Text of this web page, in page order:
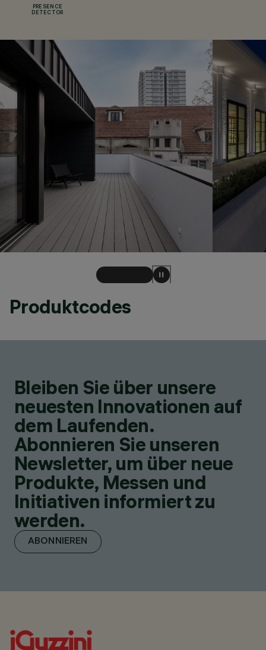
PRESENCE
DETECTOR
Produktcodes
Bleiben Sie über unsere
neuesten Innovationen auf
dem Laufenden.
Abonnieren Sie unseren
Newsletter, um über neue
Produkte, Messen und
Initiativen informiert zu
werden.
ABONNIEREN